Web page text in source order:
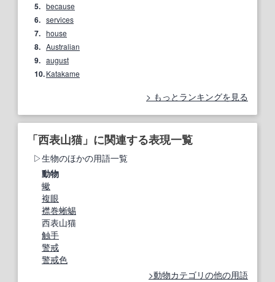
5. because
6. services
7. house
8. Australian
9. august
10.Katakame
もっとランキングを見る
「西表山猫」に関連する表現一覧
生物のほかの用語一覧
動物
蠍
複眼
襟巻蜥蜴
西表山猫
触手
警戒
警戒色
動物カテゴリの他の用語